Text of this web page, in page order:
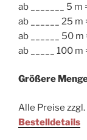
ab _______ 5
ab ______ 25
ab ______ 50
ab _____ 100
Größere
Alle Preise
Bestelldetails